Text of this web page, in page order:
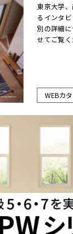
東京大学
るインタ
別の詳細
せてご覧く
WEBカ